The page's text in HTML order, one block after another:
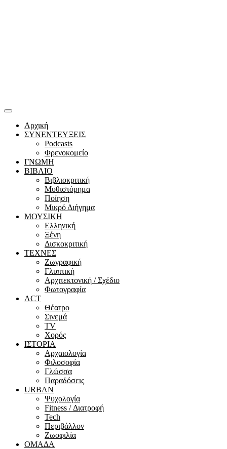
Αρχική
ΣΥΝΕΝΤΕΥΞΕΙΣ
Podcasts
Φρενοκομείο
ΓΝΩΜΗ
ΒΙΒΛΙΟ
Βιβλιοκριτική
Μυθιστόρημα
Ποίηση
Μικρό Διήγημα
ΜΟΥΣΙΚΗ
Ελληνική
Ξένη
Δισκοκριτική
ΤΕΧΝΕΣ
Ζωγραφική
Γλυπτική
Αρχιτεκτονική / Σχέδιο
Φωτογραφία
ACT
Θέατρο
Σινεμά
ΤV
Χορός
ΙΣΤΟΡΙΑ
Αρχαιολογία
Φιλοσοφία
Γλώσσα
Παραδόσεις
URBAN
Ψυχολογία
Fitness / Διατροφή
Tech
Περιβάλλον
Ζωοφιλία
ΟΜΑΔΑ